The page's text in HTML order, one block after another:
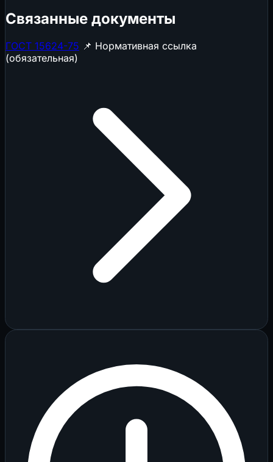
Связанные документы
ГОСТ 15624-75 📌 Нормативная ссылка
(обязательная)